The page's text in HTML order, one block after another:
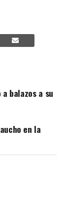
balazos a su
en la